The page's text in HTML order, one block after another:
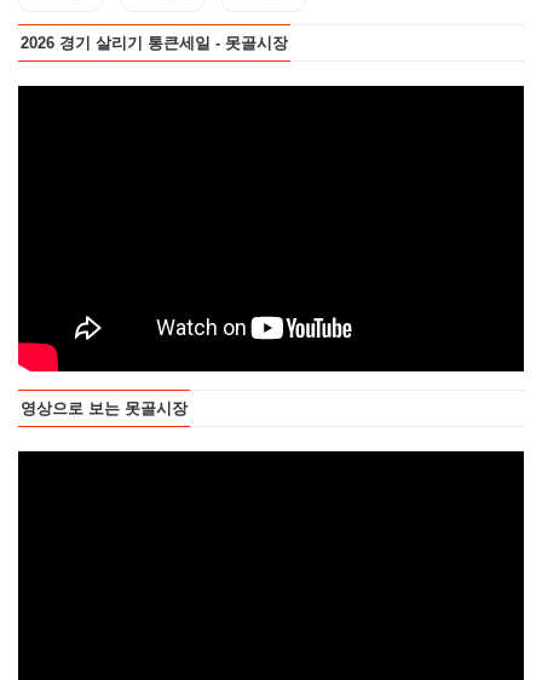
2026 경기 살리기 통큰세일 - 못골시장
영상으로 보는 못골시장